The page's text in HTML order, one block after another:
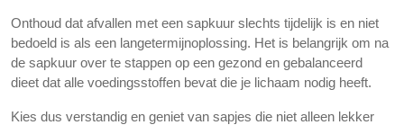
Onthoud dat afvallen met een sapkuur slechts tijdelijk is en niet
bedoeld is als een langetermijnoplossing. Het is belangrijk om na
de sapkuur over te stappen op een gezond en gebalanceerd
dieet dat alle voedingsstoffen bevat die je lichaam nodig heeft.
Kies dus verstandig en geniet van sapjes die niet alleen lekker